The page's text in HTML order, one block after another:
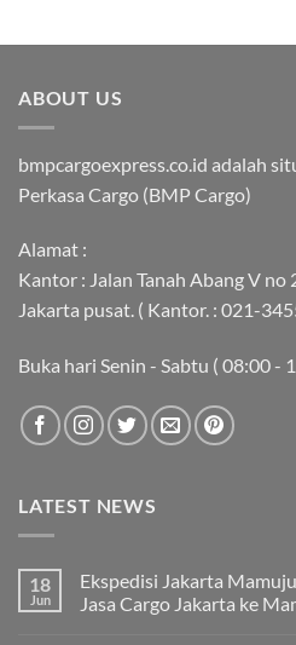
ABOUT US
bmpcargoexpress.co.id adalah
Perkasa Cargo (BMP Cargo)
Alamat :
Kantor : Jalan Tanah Abang V no
Jakarta pusat. ( Kantor. : 021-
Buka hari Senin - Sabtu ( 08:00 -
LATEST NEWS
18
Jun
Ekspedisi Jakarta
Jasa Cargo Jakarta ke